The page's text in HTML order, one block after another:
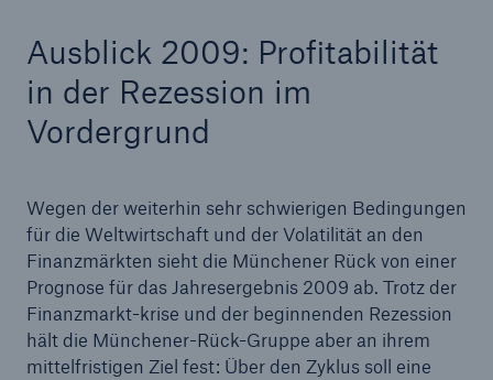
Ausblick 2009: Profitabilität
in der Rezession im
Vordergrund
Wegen der weiterhin sehr schwierigen Bedingungen
für die Weltwirtschaft und der Volatilität an den
Finanzmärkten sieht die Münchener Rück von einer
Prognose für das Jahresergebnis 2009 ab. Trotz der
Finanzmarkt-krise und der beginnenden Rezession
hält die Münchener-Rück-Gruppe aber an ihrem
mittelfristigen Ziel fest: Über den Zyklus soll eine